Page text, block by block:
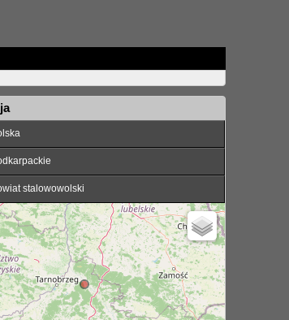
stalowowolski